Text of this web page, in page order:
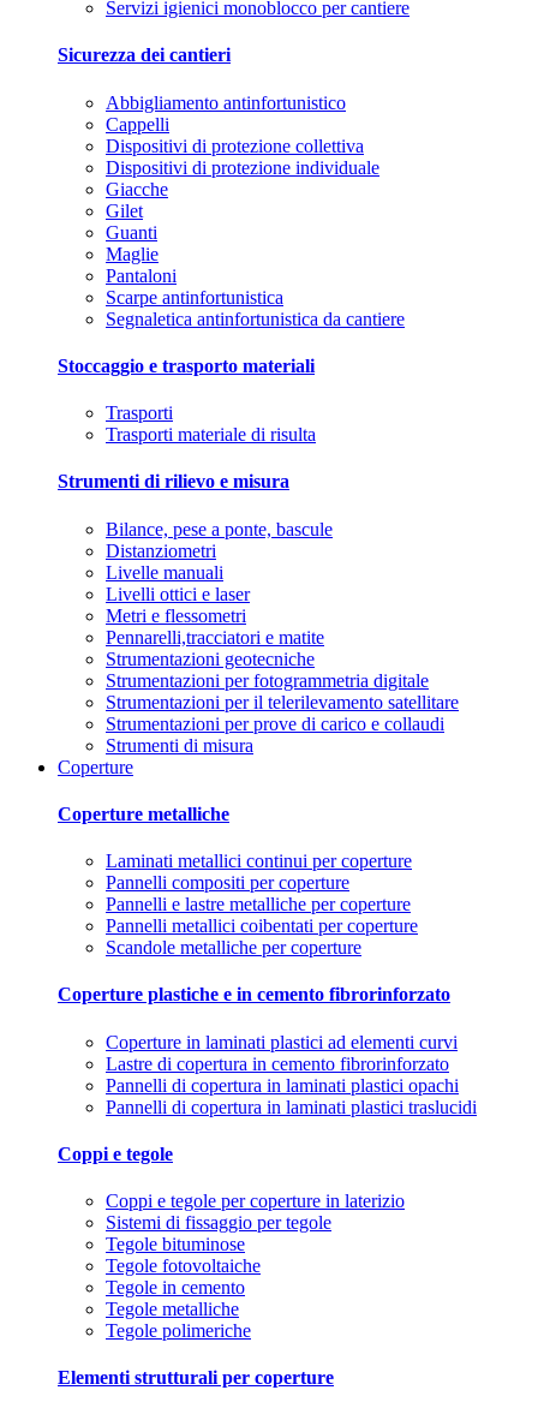
Servizi igienici monoblocco per cantiere
Sicurezza dei cantieri
Abbigliamento antinfortunistico
Cappelli
Dispositivi di protezione collettiva
Dispositivi di protezione individuale
Giacche
Gilet
Guanti
Maglie
Pantaloni
Scarpe antinfortunistica
Segnaletica antinfortunistica da cantiere
Stoccaggio e trasporto materiali
Trasporti
Trasporti materiale di risulta
Strumenti di rilievo e misura
Bilance, pese a ponte, bascule
Distanziometri
Livelle manuali
Livelli ottici e laser
Metri e flessometri
Pennarelli,tracciatori e matite
Strumentazioni geotecniche
Strumentazioni per fotogrammetria digitale
Strumentazioni per il telerilevamento satellitare
Strumentazioni per prove di carico e collaudi
Strumenti di misura
Coperture
Coperture metalliche
Laminati metallici continui per coperture
Pannelli compositi per coperture
Pannelli e lastre metalliche per coperture
Pannelli metallici coibentati per coperture
Scandole metalliche per coperture
Coperture plastiche e in cemento fibrorinforzato
Coperture in laminati plastici ad elementi curvi
Lastre di copertura in cemento fibrorinforzato
Pannelli di copertura in laminati plastici opachi
Pannelli di copertura in laminati plastici traslucidi
Coppi e tegole
Coppi e tegole per coperture in laterizio
Sistemi di fissaggio per tegole
Tegole bituminose
Tegole fotovoltaiche
Tegole in cemento
Tegole metalliche
Tegole polimeriche
Elementi strutturali per coperture